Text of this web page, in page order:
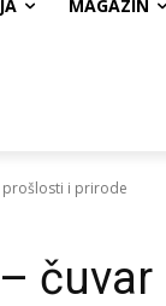
MAGAZIN
prošlosti i prirode